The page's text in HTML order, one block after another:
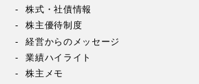
株式・社債情報
株主優待制度
経営からのメッセージ
業績ハイライト
株主メモ